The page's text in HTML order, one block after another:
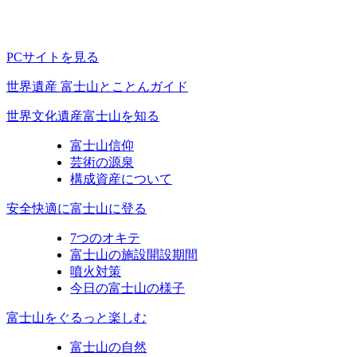
PCサイトを見る
世界遺産 富士山とことんガイド
世界文化遺産富士山を知る
富士山信仰
芸術の源泉
構成資産について
安全快適に富士山に登る
7つのオキテ
富士山の施設開設期間
噴火対策
今日の富士山の様子
富士山をぐるっと楽しむ
富士山の自然